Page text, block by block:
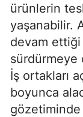
ürünlerin
yaşanabilir.
devam ettiği
sürdürmeye
İş ortakları
boyunca